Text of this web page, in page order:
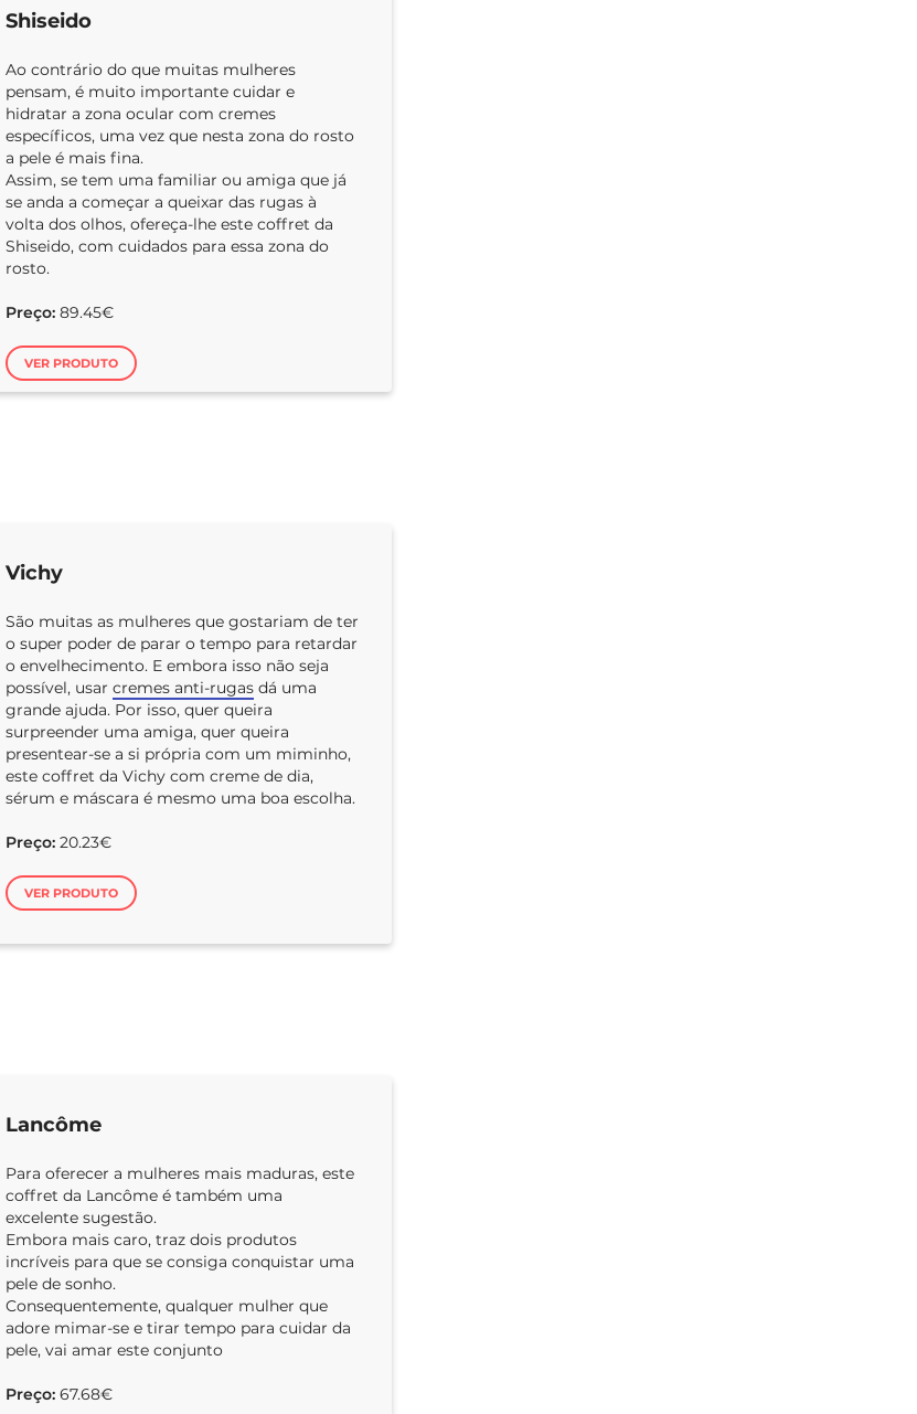
Shiseido
Ao contrário do que muitas mulheres
pensam, é muito importante cuidar e
hidratar a zona ocular com cremes
específicos, uma vez que nesta zona do rosto
a pele é mais fina.
Assim, se tem uma familiar ou amiga que já
se anda a começar a queixar das rugas à
volta dos olhos, ofereça-lhe este coffret da
Shiseido, com cuidados para essa zona do
rosto.
Preço: 89.45€
VER PRODUTO
Vichy
São muitas as mulheres que gostariam de ter
o super poder de parar o tempo para retardar
o envelhecimento. E embora isso não seja
possível, usar cremes anti-rugas dá uma
grande ajuda. Por isso, quer queira
surpreender uma amiga, quer queira
presentear-se a si própria com um miminho,
este coffret da Vichy com creme de dia,
sérum e máscara é mesmo uma boa escolha.
Preço: 20.23€
VER PRODUTO
Lancôme
Para oferecer a mulheres mais maduras, este
coffret da Lancôme é também uma
excelente sugestão.
Embora mais caro, traz dois produtos
incríveis para que se consiga conquistar uma
pele de sonho.
Consequentemente, qualquer mulher que
adore mimar-se e tirar tempo para cuidar da
pele, vai amar este conjunto
Preço: 67.68€